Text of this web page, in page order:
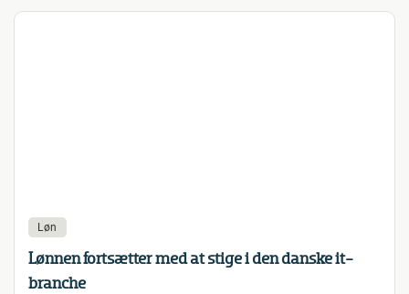
Løn
Lønnen fortsætter med at stige i den danske it-
branche